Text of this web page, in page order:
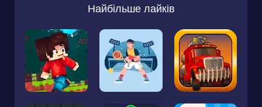
Найбільше лайків